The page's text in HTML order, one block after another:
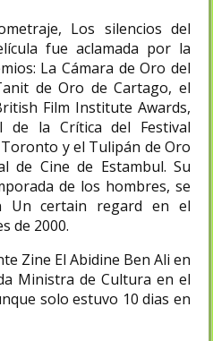
Los silencios del
fue aclamada por la
La Cámara de Oro del
de Oro de Cartago, el
Film Institute Awards,
de la Crítica del Festival
y el Tulipán de Oro
de Cine de Estambul. Su
de los hombres, se
Un certain regard en el
de 2000.
Zine El Abidine Ben Ali en
Ministra de Cultura en el
solo estuvo 10 dias en